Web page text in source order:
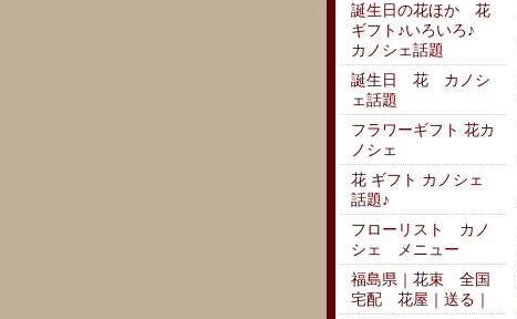
誕生日の花ほか 花
ギフト♪いろいろ♪
カノシェ話題
誕生日 花 カノシ
ェ話題
フラワーギフト 花カ
ノシェ
花 ギフト カノシェ
話題♪
フローリスト カノ
シェ メニュー
福島県｜花束 全国
宅配 花屋｜送る｜